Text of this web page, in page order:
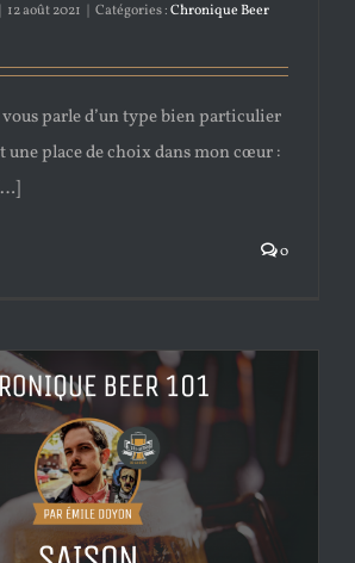
12 août 2021 Catégories :Chronique Beer
parle d’un type bien particulier
une place de choix dans mon cœur :
0